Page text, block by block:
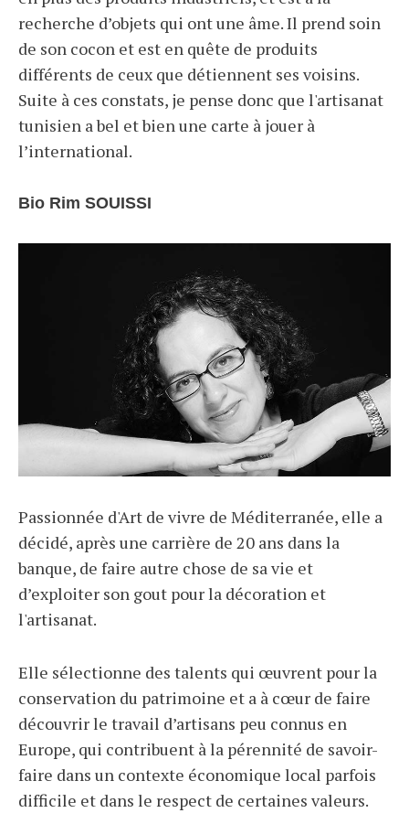
recherche d’objets qui ont une âme. Il prend soin
de son cocon et est en quête de produits
différents de ceux que détiennent ses voisins.
Suite à ces constats, je pense donc que l'artisanat
tunisien a bel et bien une carte à jouer à
l’international.
Bio Rim SOUISSI
Passionnée d'Art de vivre de Méditerranée, elle a
décidé, après une carrière de 20 ans dans la
banque, de faire autre chose de sa vie et
d’exploiter son gout pour la décoration et
l'artisanat.
Elle sélectionne des talents qui œuvrent pour la
conservation du patrimoine et a à cœur de faire
découvrir le travail d’artisans peu connus en
Europe, qui contribuent à la pérennité de savoir-
faire dans un contexte économique local parfois
difficile et dans le respect de certaines valeurs.